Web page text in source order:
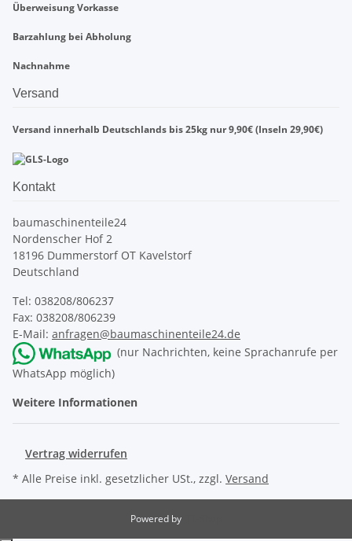
Überweisung Vorkasse
Barzahlung bei Abholung
Nachnahme
Versand
Versand innerhalb Deutschlands bis 25kg nur 9,90€ (Inseln 29,90€)
Kontakt
baumaschinenteile24
Nordenscher Hof 2
18196 Dummerstorf OT Kavelstorf
Deutschland
Tel: 038208/806237
Fax: 038208/806239
E-Mail: anfragen@baumaschinenteile24.de
(nur Nachrichten, keine Sprachanrufe per
WhatsApp möglich)
Weitere Informationen
Vertrag widerrufen
* Alle Preise inkl. gesetzlicher USt., zzgl. Versand
Powered by